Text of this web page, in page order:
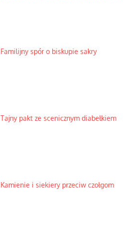
Familijny spór o biskupie sakry
Tajny pakt ze scenicznym diabełkiem
Kamienie i siekiery przeciw czołgom